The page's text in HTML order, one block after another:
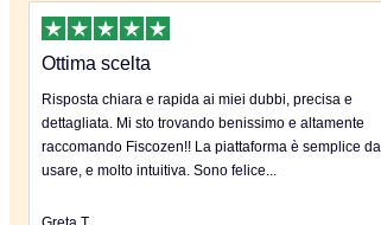
Ottima scelta
Risposta chiara e rapida ai miei dubbi, precisa e
dettagliata. Mi sto trovando benissimo e altamente
raccomando Fiscozen!! La piattaforma è semplice da
usare, e molto intuitiva. Sono felice...